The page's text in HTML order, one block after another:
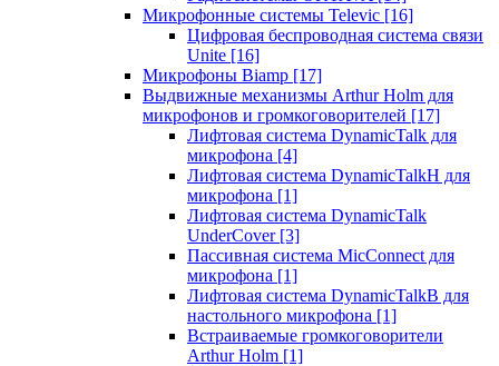
Микрофонные системы Televic [16]
Цифровая беспроводная система связи
Unite [16]
Микрофоны Biamp [17]
Выдвижные механизмы Arthur Holm для
микрофонов и громкоговорителей [17]
Лифтовая система DynamicTalk для
микрофона [4]
Лифтовая система DynamicTalkH для
микрофона [1]
Лифтовая система DynamicTalk
UnderCover [3]
Пассивная система MicConnect для
микрофона [1]
Лифтовая система DynamicTalkB для
настольного микрофона [1]
Встраиваемые громкоговорители
Arthur Holm [1]